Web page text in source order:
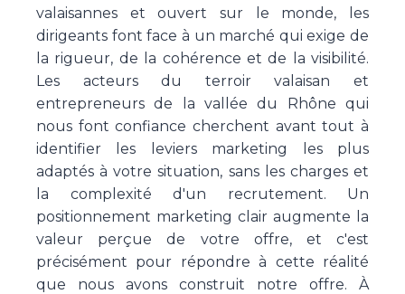
valaisannes et ouvert sur le monde, les
dirigeants font face à un marché qui exige de
la rigueur, de la cohérence et de la visibilité.
Les acteurs du terroir valaisan et
entrepreneurs de la vallée du Rhône qui
nous font confiance cherchent avant tout à
identifier les leviers marketing les plus
adaptés à votre situation, sans les charges et
la complexité d'un recrutement. Un
positionnement marketing clair augmente la
valeur perçue de votre offre, et c'est
précisément pour répondre à cette réalité
que nous avons construit notre offre. À